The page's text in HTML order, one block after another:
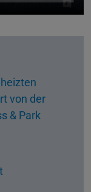
von der
& Park